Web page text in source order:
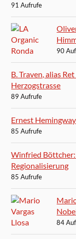
91 Aufrufe
90
B. Traven, alias
Herzogstrasse
89 Aufrufe
Ernest
85 Aufrufe
Winfried
Regionalisierung
85 Aufrufe
84